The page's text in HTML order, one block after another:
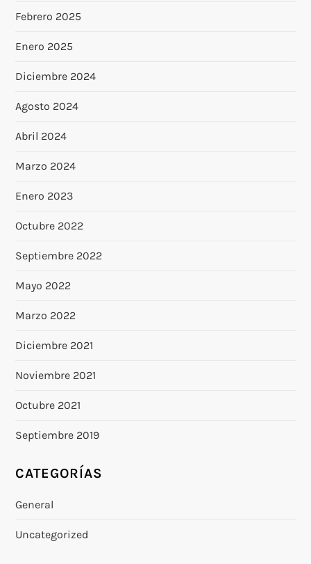
Febrero 2025
Enero 2025
Diciembre 2024
Agosto 2024
Abril 2024
Marzo 2024
Enero 2023
Octubre 2022
Septiembre 2022
Mayo 2022
Marzo 2022
Diciembre 2021
Noviembre 2021
Octubre 2021
Septiembre 2019
CATEGORÍAS
General
Uncategorized